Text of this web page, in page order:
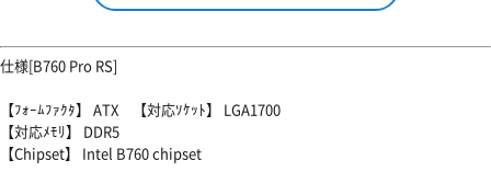
仕様[B760 Pro RS]
【ﾌｫｰﾑﾌｧｸﾀ】 ATX 【対応ｿｹｯﾄ】 LGA1700
【対応ﾒﾓﾘ】 DDR5
【Chipset】 Intel B760 chipset